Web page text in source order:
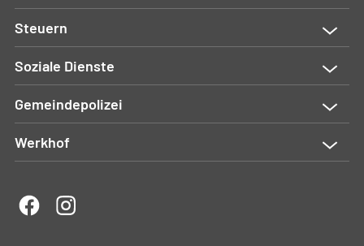
Steuern
Soziale Dienste
Gemeindepolizei
Werkhof